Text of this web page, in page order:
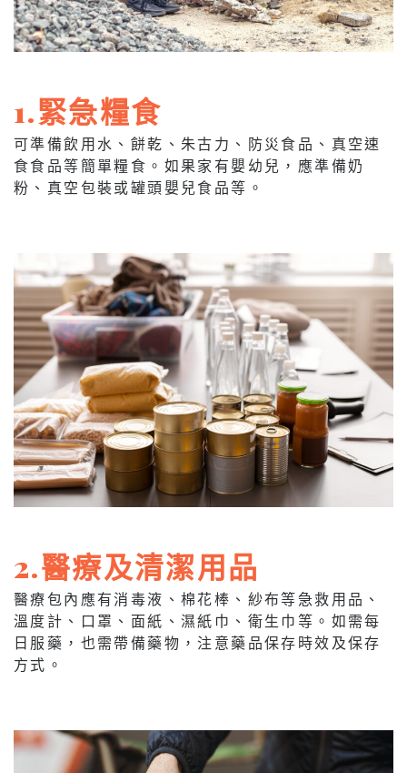
1.緊急糧食
可準備飲用水、餅乾、朱古力、防災食品、真空速
食食品等簡單糧食。如果家有嬰幼兒，應準備奶
粉、真空包裝或罐頭嬰兒食品等。
2.醫療及清潔用品
醫療包內應有消毒液、棉花棒、紗布等急救用品、
溫度計、口罩、面紙、濕紙巾、衛生巾等。如需每
日服藥，也需帶備藥物，注意藥品保存時效及保存
方式。